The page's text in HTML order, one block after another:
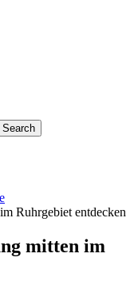
Search
Ruhrgebiet entdecken
mitten im